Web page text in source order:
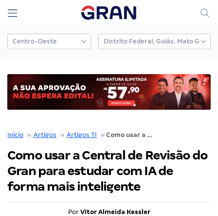
Início ›› Artigos ›› Artigos TI ›› Como usar a Central de Revisão do Gran para estudar com IA de forma mais inteligente
Como usar a Central de Revisão do
Gran para estudar com IA de
forma mais inteligente
Por Vitor Almeida Kessler